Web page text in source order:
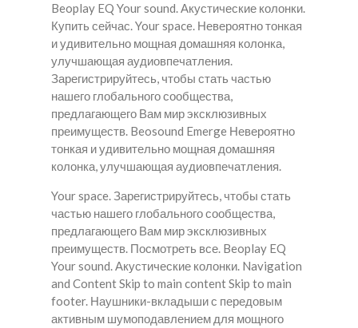
Beoplay EQ Your sound. Акустические колонки.
Купить сейчас. Your space. Невероятно тонкая
и удивительно мощная домашняя колонка,
улучшающая аудиовпечатления.
Зарегистрируйтесь, чтобы стать частью
нашего глобального сообщества,
предлагающего Вам мир эксклюзивных
преимуществ. Beosound Emerge Невероятно
тонкая и удивительно мощная домашняя
колонка, улучшающая аудиовпечатления.
Your space. Зарегистрируйтесь, чтобы стать
частью нашего глобального сообщества,
предлагающего Вам мир эксклюзивных
преимуществ. Посмотреть все. Beoplay EQ
Your sound. Акустические колонки. Navigation
and Content Skip to main content Skip to main
footer. Наушники-вкладыши с передовым
активным шумоподавлением для мощного